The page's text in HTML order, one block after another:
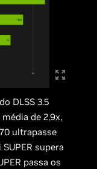
DLSS 3.5
de 2,9x,
ultrapasse
supera
passa os